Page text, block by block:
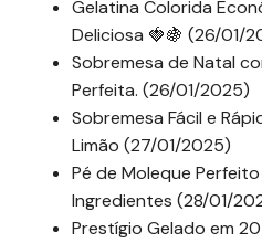
Gelatina Colorida
Deliciosa 🍓🍇 (26/01/
Sobremesa de Natal
Perfeita. (26/01/2025)
Sobremesa Fácil e
Limão (27/01/2025)
Pé de Moleque
Ingredientes (28/01/
Prestígio Gelado em